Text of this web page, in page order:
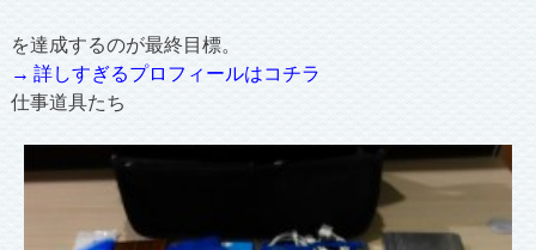
を達成するのが最終目標。
→ 詳しすぎるプロフィールはコチラ
仕事道具たち